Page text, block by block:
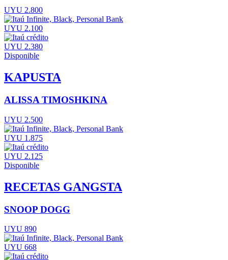
UYU 2.800
UYU 2.100
UYU 2.380
Disponible
KAPUSTA
ALISSA TIMOSHKINA
UYU 2.500
UYU 1.875
UYU 2.125
Disponible
RECETAS GANGSTA
SNOOP DOGG
UYU 890
UYU 668